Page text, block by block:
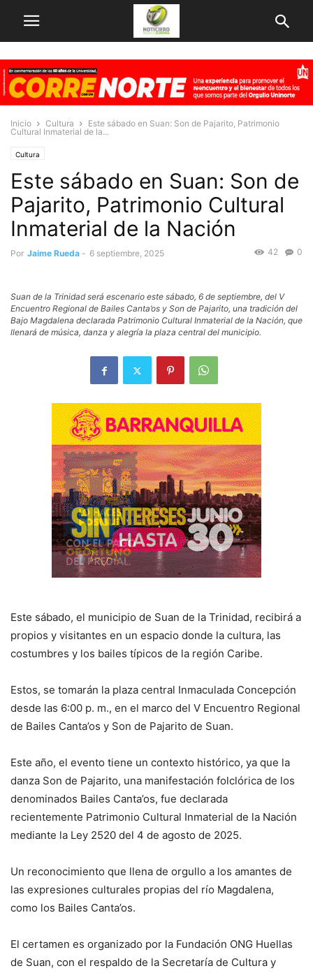
Inicio Cultura
Este sábado en Suan: Son de Pajarito, Patrimonio
Cultural Inmaterial de la...
Cultura
Este sábado en Suan: Son de
Pajarito, Patrimonio Cultural
Inmaterial de la Nación
Por Jaime Rueda - 6 septiembre, 2025 0
42
Suan de la Trinidad será escenario este sábado, 6 de septiembre, del V
Encuentro Regional de Bailes Canta’os y Son de Pajarito, una tradición del
Bajo Magdalena declarada Patrimonio Cultural Inmaterial de la Nación, que
llenará de música, danza y alegría la plaza central del municipio.
Este sábado, el municipio de Suan de la Trinidad, recibirá a
propios y visitantes en un espacio donde la cultura, las
costumbres y los bailes típicos de la región Caribe.
Estos, se tomarán la plaza central Inmaculada Concepción
desde las 6:00 p. m., en el marco del V Encuentro Regional
de Bailes Canta’os y Son de Pajarito de Suan.
Este año, el evento tiene un contexto histórico, ya que la
danza Son de Pajarito, una manifestación folclórica de los
denominados Bailes Canta’os, fue declarada
recientemente Patrimonio Cultural Inmaterial de la Nación
mediante la Ley 2520 del 4 de agosto de 2025.
Un reconocimiento que llena de orgullo a los amantes de
las expresiones culturales propias del río Magdalena,
como los Bailes Canta’os.
El certamen es organizado por la Fundación ONG Huellas
de Suan, con el respaldo de la Secretaría de Cultura y